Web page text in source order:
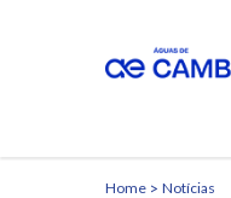
Home Notícias